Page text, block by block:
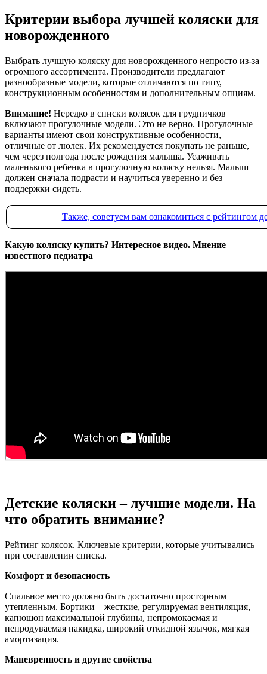
Критерии выбора лучшей коляски для
новорожденного
Выбрать лучшую коляску для новорожденного непросто из-за
огромного ассортимента. Производители предлагают
разнообразные модели, которые отличаются по типу,
конструкционным особенностям и дополнительным опциям.
Внимание! Нередко в списки колясок для грудничков
включают прогулочные модели. Это не верно. Прогулочные
варианты имеют свои конструктивные особенности,
отличные от люлек. Их рекомендуется покупать не раньше,
чем через полгода после рождения малыша. Усаживать
маленького ребенка в прогулочную коляску нельзя. Малыш
должен сначала подрасти и научиться уверенно и без
поддержки сидеть.
Также, советуем вам ознакомиться с рейтингом
Какую коляску купить? Интересное видео. Мнение
известного педиатра
Детские коляски – лучшие модели. На
что обратить внимание?
Рейтинг колясок. Ключевые критерии, которые учитывались
при составлении списка.
Комфорт и безопасность
Спальное место должно быть достаточно просторным
утепленным. Бортики – жесткие, регулируемая вентиляция,
капюшон максимальной глубины, непромокаемая и
непродуваемая накидка, широкий откидной язычок, мягкая
амортизация.
Маневренность и другие свойства